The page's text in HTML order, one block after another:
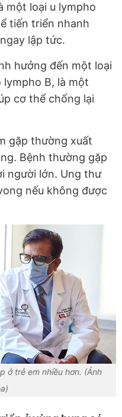
một loại u lympho
tiến triển nhanh
lập tức.
hưởng đến một loại
lympho B, là một
cơ thể chống lại
gặp thường xuất
Bệnh thường gặp
người lớn. Ung thư
nếu không được
ở trẻ em nhiều hơn. (Ảnh